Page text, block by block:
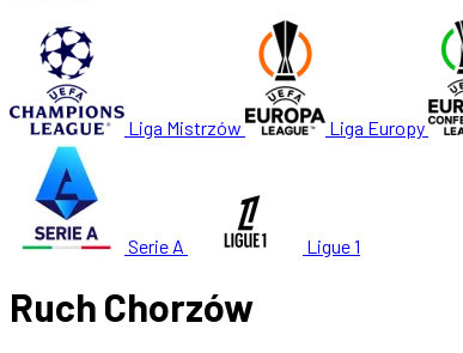
Liga Mistrzów Liga Europy
Serie A Ligue 1
Ruch Chorzów